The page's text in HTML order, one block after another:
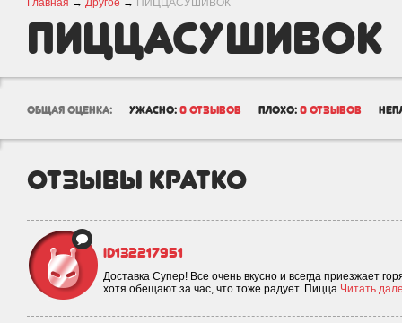
Главная → Другое → ПИЦЦАСУШИВОК
ПИЦЦАСУШИВОК
общая оценка: ужасно: 0 отзывов плохо: 0 отзывов
отзывы кратко
id132217951
Доставка Супер! Все очень вкусно и всегда приезжает
хотя обещают за час, что тоже радует. Пицца Читать